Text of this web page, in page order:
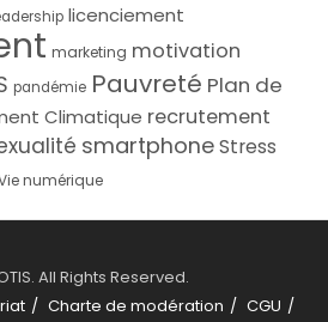
licenciement
marketing motivation
pandémie Pauvreté Plan de
Climatique recrutement
smartphoneStress
numérique
All Rights Reserved.
Charte de modération CGU